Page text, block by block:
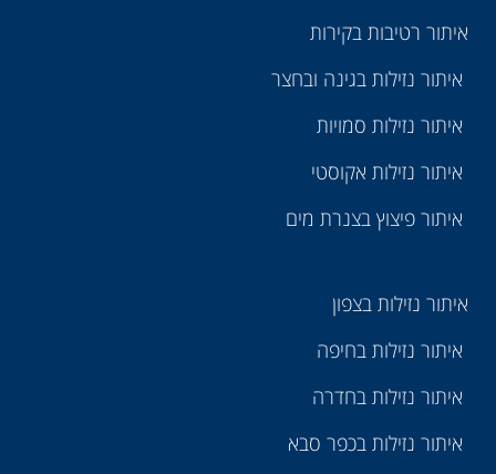
איתור נזילות בצפון
איתור נזילות בחיפה
איתור נזילות בחדרה
איתור נזילות בכפר סבא
איתור רטיבות בקירות
איתור נזילות בגינה ובחצר
איתור נזילות סמויות
איתור נזילות אקוסטי
איתור פיצוץ בצנרת מים